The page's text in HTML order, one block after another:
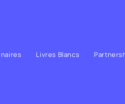
Livres Blancs